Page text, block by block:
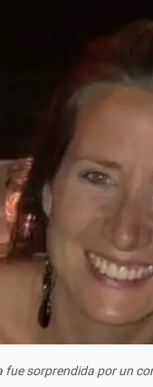
fue sorprendida por un